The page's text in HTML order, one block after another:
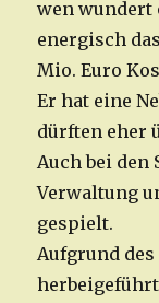
wen wundert
energisch
Mio. Euro
Er hat eine
dürften eher
Auch bei den
Verwaltung
gespielt.
Aufgrund